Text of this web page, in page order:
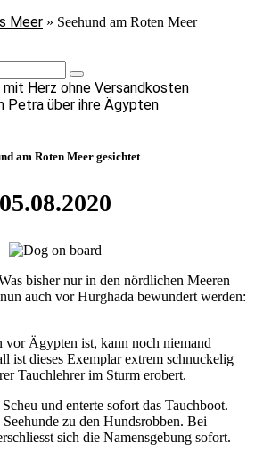
Meer » Seehund am Roten Meer
mit Herz ohne Versandkosten
Petra über ihre Ägypten
am Roten Meer gesichtet
05.08.2020
bisher nur in den nördlichen Meeren
auch vor Hurghada bewundert werden:
vor Ägypten ist, kann noch niemand
ist dieses Exemplar extrem schnuckelig
Tauchlehrer im Sturm erobert.
und enterte sofort das Tauchboot.
Seehunde zu den Hundsrobben. Bei
sich die Namensgebung sofort.